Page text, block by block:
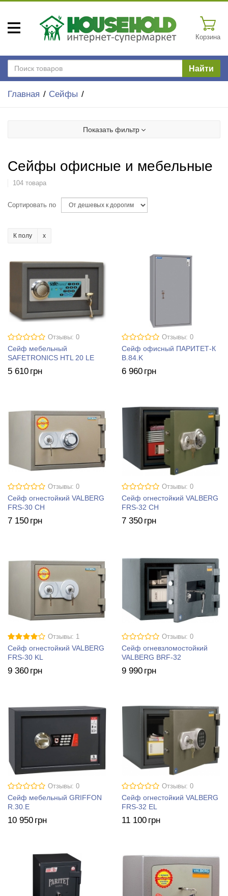
Корзина
Найти
Главная Сейфы
Показать фильтр
Сейфы офисные и мебельные
104 товара
Сортировать по
К полу
Отзывы: 0
Сейф мебельный
SAFETRONICS HTL 20 LE
5 610 грн
Отзывы: 0
Сейф офисный ПАРИТЕТ-К
B.84.K
6 960 грн
Отзывы: 0
Сейф огнестойкий VALBERG
FRS-30 CH
7 150 грн
Отзывы: 0
Сейф огнестойкий VALBERG
FRS-32 CH
7 350 грн
Отзывы: 1
Сейф огнестойкий VALBERG
FRS-30 KL
9 360 грн
Отзывы: 0
Сейф огневзломостойкий
VALBERG BRF-32
9 990 грн
Отзывы: 0
Сейф мебельный GRIFFON
R.30.E
10 950 грн
Отзывы: 0
Сейф огнестойкий VALBERG
FRS-32 EL
11 100 грн